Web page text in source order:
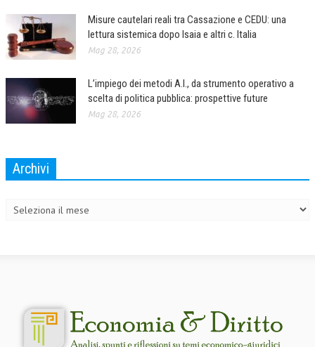
AUTORI
COLLABORA CON NOI
CORPORATE SOCIAL RESPONSIBILITY
INTERNAZIONALIZZAZIONE
RISORSE UMANE
SVILUPPO SOSTENIBILE
PERSONA E CITTÀ
Misure cautelari reali tra Cassazione e CEDU: una
lettura sistemica dopo Isaia e altri c. Italia
Mag 28, 2026
L’impiego dei metodi A.I., da strumento operativo a
scelta di politica pubblica: prospettive future
Mag 28, 2026
Archivi